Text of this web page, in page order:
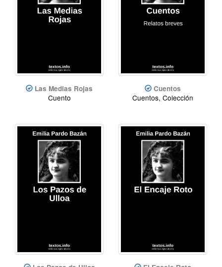
Las Medias Rojas
Cuento
Cuentos
Cuentos, Colección